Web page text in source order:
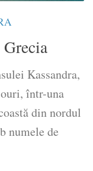
Kassandra,
într-una
din nordul
numele de